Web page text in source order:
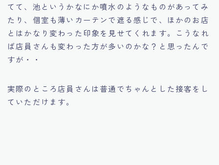
てて、池というかなにか噴水のようなものがあってみ
たり、個室も薄いカーテンで遮る感じで、ほかのお店
とはかなり変わった印象を見せてくれます。こうなれ
ば店員さんも変わった方が多いのかな？と思ったんで
すが・・
実際のところ店員さんは普通でちゃんとした接客をし
ていただけます。